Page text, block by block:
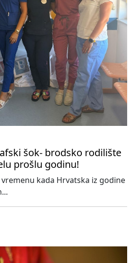
šok- brodsko rodilište
prošlu godinu!
vremenu kada Hrvatska iz godine